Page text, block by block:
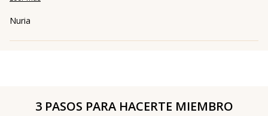
Nuria
3 PASOS PARA HACERTE MIEMBRO